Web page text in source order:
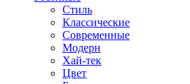
Стиль
Классические
Современные
Модерн
Хай-тек
Цвет